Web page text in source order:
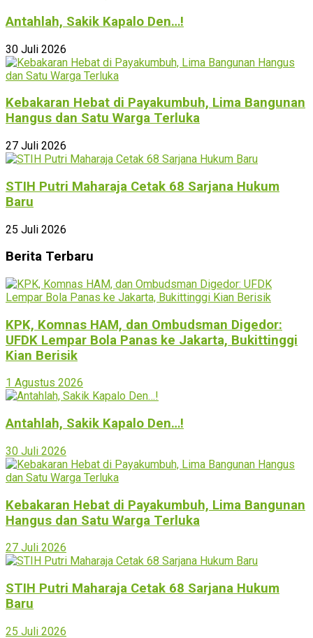
Antahlah, Sakik Kapalo Den…!
30 Juli 2026
Kebakaran Hebat di Payakumbuh, Lima Bangunan
Hangus dan Satu Warga Terluka
27 Juli 2026
STIH Putri Maharaja Cetak 68 Sarjana Hukum
Baru
25 Juli 2026
Berita Terbaru
KPK, Komnas HAM, dan Ombudsman Digedor:
UFDK Lempar Bola Panas ke Jakarta, Bukittinggi
Kian Berisik
1 Agustus 2026
Antahlah, Sakik Kapalo Den…!
30 Juli 2026
Kebakaran Hebat di Payakumbuh, Lima Bangunan
Hangus dan Satu Warga Terluka
27 Juli 2026
STIH Putri Maharaja Cetak 68 Sarjana Hukum
Baru
25 Juli 2026